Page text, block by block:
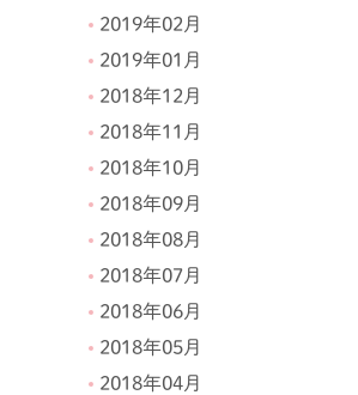
2019年02月
2019年01月
2018年12月
2018年11月
2018年10月
2018年09月
2018年08月
2018年07月
2018年06月
2018年05月
2018年04月